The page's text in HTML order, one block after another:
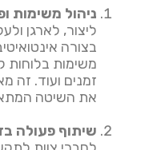
ניהול משימות
ליצור, לארגן
בצורה
משימות בלוחות
זמנים ועוד. זה
את השיטה
שיתוף פעולה